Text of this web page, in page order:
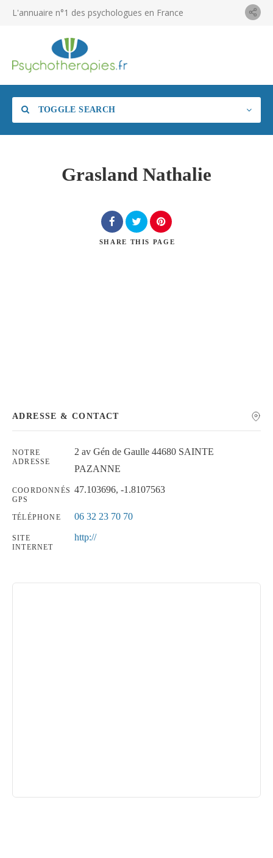
L'annuaire n°1 des psychologues en France
TOGGLE SEARCH
Grasland Nathalie
SHARE THIS PAGE
ADRESSE & CONTACT
NOTRE
ADRESSE
2 av Gén de Gaulle 44680 SAINTE
PAZANNE
COORDONNÉS
GPS
47.103696, -1.8107563
TÉLÉPHONE 06 32 23 70 70
SITE
INTERNET
http://